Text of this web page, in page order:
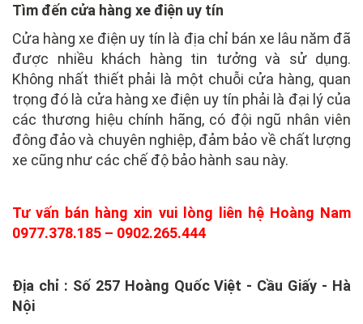
Tìm đến cửa hàng xe điện uy tín
Cửa hàng xe điện uy tín là địa chỉ bán xe lâu năm đã
được nhiều khách hàng tin tưởng và sử dụng.
Không nhất thiết phải là một chuỗi cửa hàng, quan
trọng đó là cửa hàng xe điện uy tín phải là đại lý của
các thương hiệu chính hãng, có đội ngũ nhân viên
đông đảo và chuyên nghiệp, đảm bảo về chất lượng
xe cũng như các chế độ bảo hành sau này.
Tư vấn bán hàng xin vui lòng liên hệ Hoàng Nam
0977.378.185 – 0902.265.444
Địa chỉ : Số 257 Hoàng Quốc Việt - Cầu Giấy - Hà
Nội